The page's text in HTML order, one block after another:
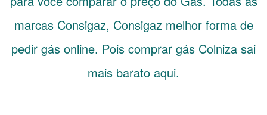
marcas Consigaz, Consigaz melhor forma de
pedir gás online. Pois comprar gás Colniza sai
mais barato aqui.